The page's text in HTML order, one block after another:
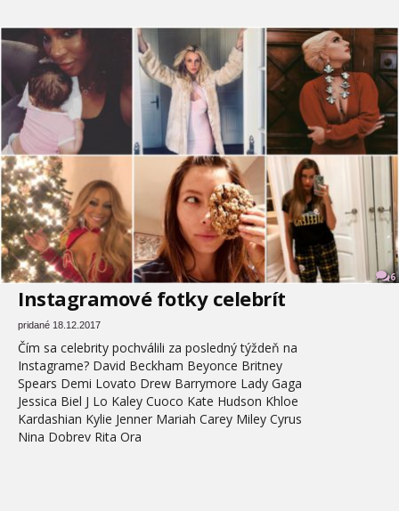
6
Instagramové fotky celebrít
pridané 18.12.2017
Čím sa celebrity pochválili za posledný týždeň na
Instagrame? David Beckham Beyonce Britney
Spears Demi Lovato Drew Barrymore Lady Gaga
Jessica Biel J Lo Kaley Cuoco Kate Hudson Khloe
Kardashian Kylie Jenner Mariah Carey Miley Cyrus
Nina Dobrev Rita Ora